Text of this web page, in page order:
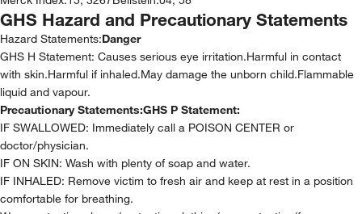
GHS Hazard and Precautionary Statements
Hazard Statements:Danger
GHS H Statement: Causes serious eye irritation.Harmful in contact
with skin.Harmful if inhaled.May damage the unborn child.Flammable
liquid and vapour.
Precautionary Statements:GHS P Statement:
IF SWALLOWED: Immediately call a POISON CENTER or
doctor/physician.
IF ON SKIN: Wash with plenty of soap and water.
IF INHALED: Remove victim to fresh air and keep at rest in a position
comfortable for breathing.